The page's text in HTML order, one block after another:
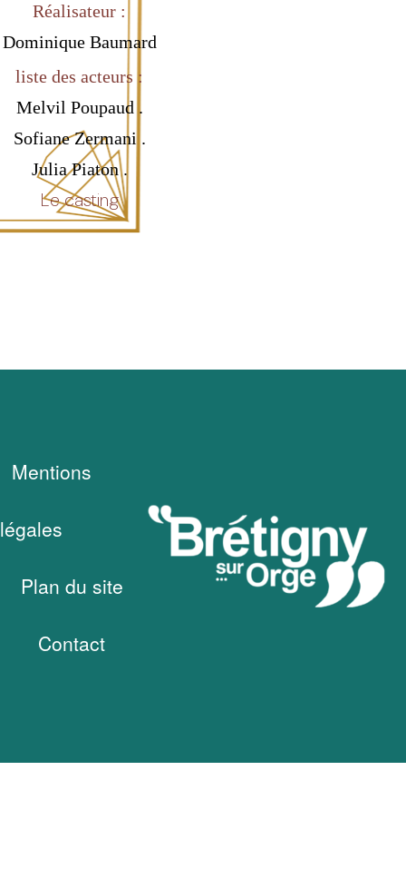
Réalisateur :
Dominique Baumard
liste des acteurs :
Melvil Poupaud .
Sofiane Zermani .
Julia Piaton .
Le casting
Mentions
légales
Plan du site
Contact